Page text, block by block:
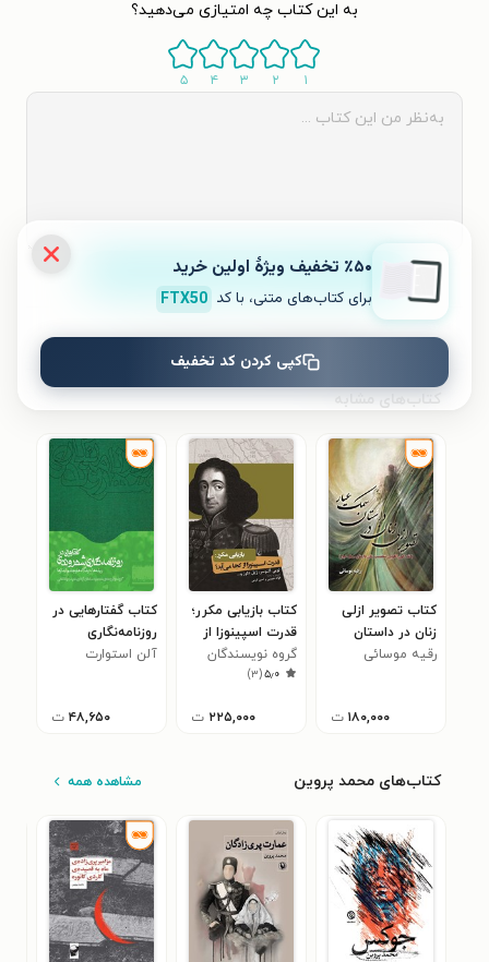
به این کتاب چه امتیازی می‌دهید؟
۱ ۲ ۳ ۴ ۵
ثبت نظر
نظری برای کتاب ثبت نشده است.
کتاب‌های مشابه
کتاب تصویر ازلی
زنان در داستان
سمک عیار
رقیه موسائی
۱۸۰,۰۰۰ ت
کتاب بازیابی مکرر؛
قدرت اسپینوزا از
کجا می آید؟
گروه نویسندگان
۵٫۰(۳)
۲۲۵,۰۰۰ ت
کتاب گفتارهایی در
روزنامه‌نگاری
شهروندی
آلن استوارت
۴۸,۶۵۰ ت
کتاب‌های محمد پروین مشاهده همه
٪۵۰ تخفیف ویژۀ اولین خرید
برای کتاب‌های متنی، با کد FTX50
کپی کردن کد تخفیف